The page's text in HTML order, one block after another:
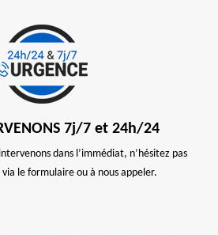
7j/7 et 24h/24
dans l’immédiat, n’hésitez pas
le formulaire ou à nous appeler.